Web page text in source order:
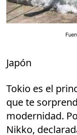
Japón
Tokio es el
que te
modernidad.
Nikko,